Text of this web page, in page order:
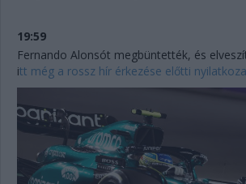
19:59
Fernando Alonsót megbüntették, és
itt még a rossz hír érkezése előtti